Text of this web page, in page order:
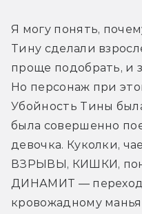
Я могу понять,
Тину сделали
проще подобрать, и
Но персонаж при
Убойность Тины
была совершенно
девочка. Куколки,
ВЗРЫВЫ, КИШКИ,
ДИНАМИТ — переход
кровожадному